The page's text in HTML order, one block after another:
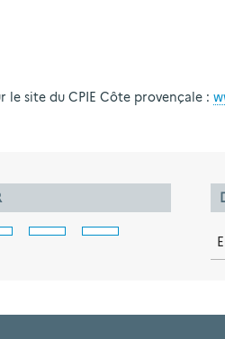
le site du CPIE Côte provençale :